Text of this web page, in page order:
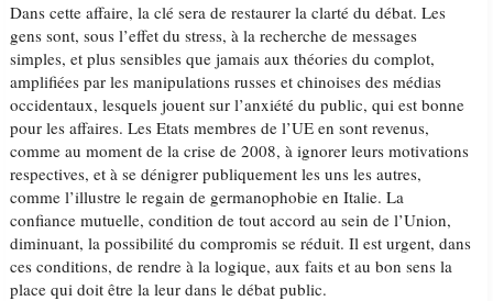
Dans cette affaire, la clé sera de restaurer la clarté du débat. Les
gens sont, sous l’effet du stress, à la recherche de messages
simples, et plus sensibles que jamais aux théories du complot,
amplifiées par les manipulations russes et chinoises des médias
occidentaux, lesquels jouent sur l’anxiété du public, qui est bonne
pour les affaires. Les Etats membres de l’UE en sont revenus,
comme au moment de la crise de 2008, à ignorer leurs motivations
respectives, et à se dénigrer publiquement les uns les autres,
comme l’illustre le regain de germanophobie en Italie. La
confiance mutuelle, condition de tout accord au sein de l’Union,
diminuant, la possibilité du compromis se réduit. Il est urgent, dans
ces conditions, de rendre à la logique, aux faits et au bon sens la
place qui doit être la leur dans le débat public.